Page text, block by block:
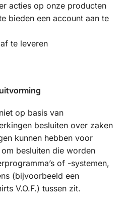
acties op onze producten
bieden een account aan te
te leveren
op basis van
besluiten over zaken
kunnen hebben voor
besluiten die worden
of -systemen,
(bijvoorbeeld een
V.O.F.) tussen zit.